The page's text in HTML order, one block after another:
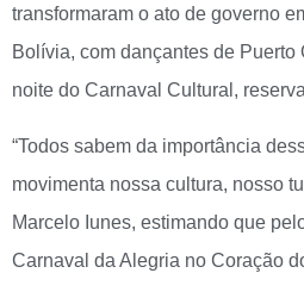
transformaram o ato de governo
Bolívia, com dançantes de
noite do Carnaval Cultural,
“Todos sabem da importância
movimenta nossa cultura, nosso
Marcelo Iunes, estimando que
Carnaval da Alegria no Coração